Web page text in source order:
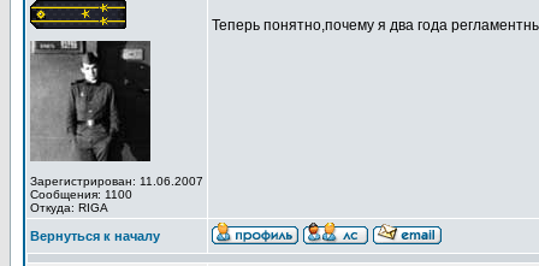
Зарегистрирован: 11.06.2007
Сообщения: 1100
Откуда: RIGA
Теперь понятно,почему я два года
Вернуться к началу